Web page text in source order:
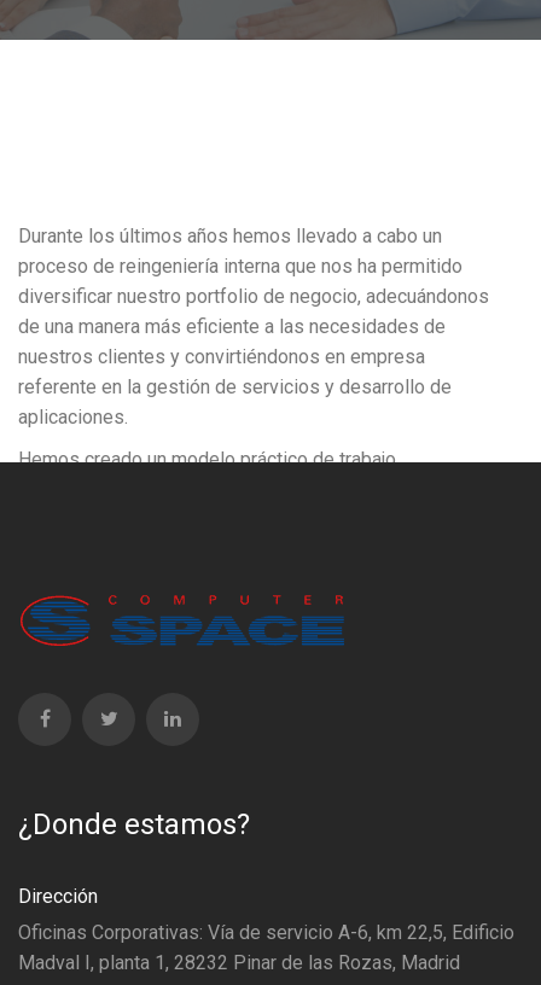
Durante los últimos años hemos llevado a cabo un
proceso de reingeniería interna que nos ha permitido
diversificar nuestro portfolio de negocio, adecuándonos
de una manera más eficiente a las necesidades de
nuestros clientes y convirtiéndonos en empresa
referente en la gestión de servicios y desarrollo de
aplicaciones.
Hemos creado un modelo práctico de trabajo
Nuestra agilidad y flexibilidad permite adaptarnos
rápidamente a las necesidades cambiantes de nuestros
clientes.
¿Donde estamos?
Dirección
Oficinas Corporativas: Vía de servicio A-6, km 22,5, Edificio
Madval I, planta 1, 28232 Pinar de las Rozas, Madrid